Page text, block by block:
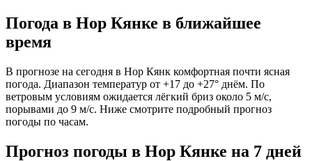
Погода в Нор Кянке в ближайшее
время
В прогнозе на сегодня в Нор Кянк комфортная почти ясная
погода. Диапазон температур от +17 до +27° днём. По
ветровым условиям ожидается лёгкий бриз около 5 м/с,
порывами до 9 м/с. Ниже смотрите подробный прогноз
погоды по часам.
Прогноз погоды в Нор Кянке на 7 дней